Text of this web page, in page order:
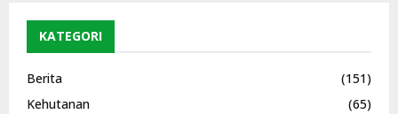
KATEGORI
Berita
(151)
Kehutanan
(65)